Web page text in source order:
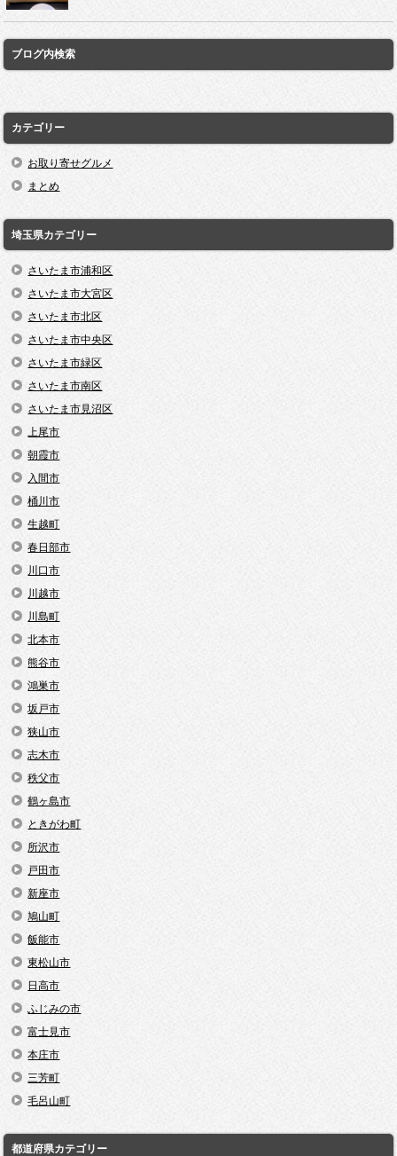
ブログ内検索
カテゴリー
お取り寄せグルメ
まとめ
埼玉県カテゴリー
さいたま市浦和区
さいたま市大宮区
さいたま市北区
さいたま市中央区
さいたま市緑区
さいたま市南区
さいたま市見沼区
上尾市
朝霞市
入間市
桶川市
生越町
春日部市
川口市
川越市
川島町
北本市
熊谷市
鴻巣市
坂戸市
狭山市
志木市
秩父市
鶴ヶ島市
ときがわ町
所沢市
戸田市
新座市
鳩山町
飯能市
東松山市
日高市
ふじみの市
富士見市
本庄市
三芳町
毛呂山町
都道府県カテゴリー